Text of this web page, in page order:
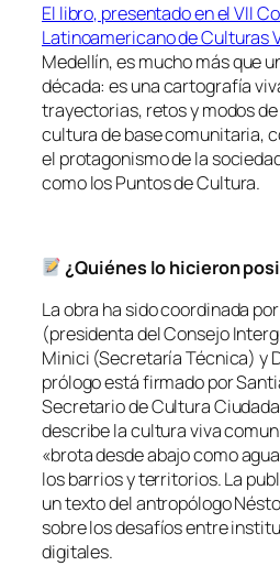
El libro, presentado en el VII
Latinoamericano de Culturas
Medellín, es mucho más que
década: es una cartografía
trayectorias, retos y modos
cultura de base comunitaria,
el protagonismo de la
como los Puntos de Cultura.
¿Quiénes lo hicieron
La obra ha sido coordinada
(presidenta del Consejo
Minici (Secretaría Técnica) y
prólogo está firmado por
Secretario de Cultura
describe la cultura viva
«brota desde abajo como
los barrios y territorios. La
un texto del antropólogo
sobre los desafíos entre
digitales.